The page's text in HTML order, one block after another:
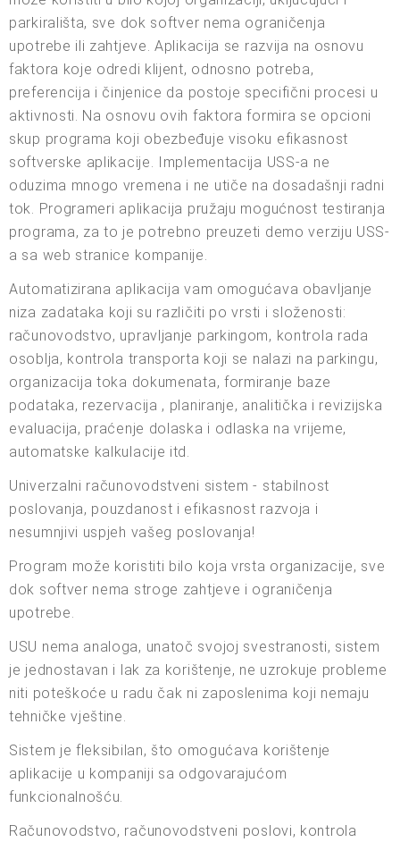
parkirališta, sve dok softver nema ograničenja
upotrebe ili zahtjeve. Aplikacija se razvija na osnovu
faktora koje odredi klijent, odnosno potreba,
preferencija i činjenice da postoje specifični procesi u
aktivnosti. Na osnovu ovih faktora formira se opcioni
skup programa koji obezbeđuje visoku efikasnost
softverske aplikacije. Implementacija USS-a ne
oduzima mnogo vremena i ne utiče na dosadašnji radni
tok. Programeri aplikacija pružaju mogućnost testiranja
programa, za to je potrebno preuzeti demo verziju USS-
a sa web stranice kompanije.
Automatizirana aplikacija vam omogućava obavljanje
niza zadataka koji su različiti po vrsti i složenosti:
računovodstvo, upravljanje parkingom, kontrola rada
osoblja, kontrola transporta koji se nalazi na parkingu,
organizacija toka dokumenata, formiranje baze
podataka, rezervacija , planiranje, analitička i revizijska
evaluacija, praćenje dolaska i odlaska na vrijeme,
automatske kalkulacije itd.
Univerzalni računovodstveni sistem - stabilnost
poslovanja, pouzdanost i efikasnost razvoja i
nesumnjivi uspjeh vašeg poslovanja!
Program može koristiti bilo koja vrsta organizacije, sve
dok softver nema stroge zahtjeve i ograničenja
upotrebe.
USU nema analoga, unatoč svojoj svestranosti, sistem
je jednostavan i lak za korištenje, ne uzrokuje probleme
niti poteškoće u radu čak ni zaposlenima koji nemaju
tehničke vještine.
Sistem je fleksibilan, što omogućava korištenje
aplikacije u kompaniji sa odgovarajućom
funkcionalnošću.
Računovodstvo, računovodstveni poslovi, kontrola